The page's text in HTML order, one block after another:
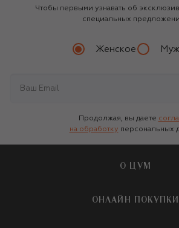
Чтобы первыми узнавать об
специальных
Женское
Продолжая, вы даете
на обработку персональных
О ЦУМ
О магазине
ОНЛАЙН ПОКУПКИ